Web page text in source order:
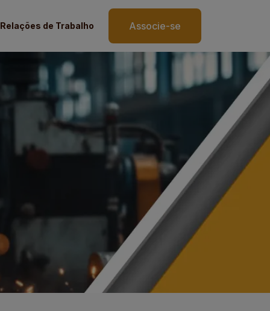
Relações de Trabalho Associe-se